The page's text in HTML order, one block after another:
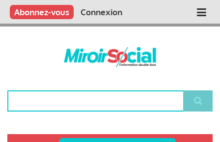
Aller
contenu
Main
Qui sommes nous ?
Vous publiez
Nous publions
Contactez-nous
Abonnez-vous Connexion